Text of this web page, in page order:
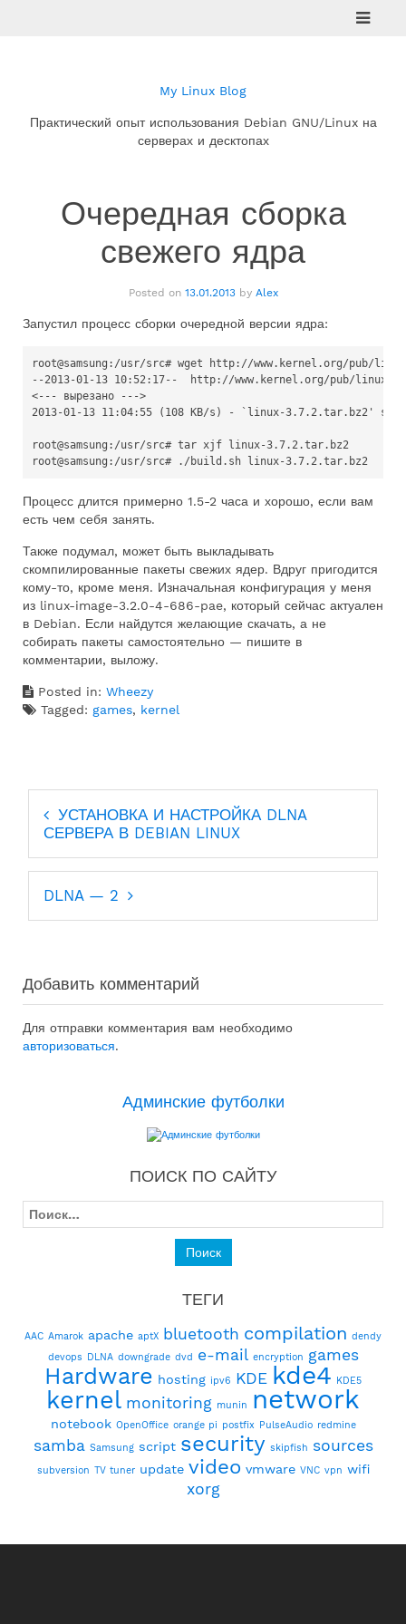
My Linux Blog
Практический опыт использования Debian GNU/Linux на
серверах и десктопах
Очередная сборка
свежего ядра
Posted on 13.01.2013by Alex
Запустил процесс сборки очередной версии ядра:
root@samsung:/usr/src# wget http://www.kernel.org/pub/
--2013-01-13 10:52:17--  http://www.kernel.org/pub/linux/
<--- вырезано --->
2013-01-13 11:04:55 (108 KB/s) - `linux-3.7.2.tar.bz2' saved
root@samsung:/usr/src# tar xjf linux-3.7.2.tar.bz2
Процесс длится примерно 1.5-2 часа и хорошо, если вам
есть чем себя занять.
Также подумал, может быть выкладывать
скомпилированные пакеты свежих ядер. Вдруг пригодится
кому-то, кроме меня. Изначальная конфигурация у меня
из linux-image-3.2.0-4-686-pae, который сейчас актуален
в Debian. Если найдутся желающие скачать, а не
собирать пакеты самостоятельно — пишите в
комментарии, выложу.
Posted in: Wheezy
Tagged: games, kernel
по
записям
УСТАНОВКА И НАСТРОЙКА DLNA
СЕРВЕРА В DEBIAN LINUX
DLNA — 2
Добавить комментарий
Для отправки комментария вам необходимо
авторизоваться.
Админские футболки
ПОИСК ПО САЙТУ
Найти:
ТЕГИ
AAC Amarok apache aptX bluetooth compilation dendy
devops DLNA downgrade dvd e-mail encryption games
Hardware hosting ipv6 KDE kde4 KDE5
kernel monitoring munin network
notebook OpenOffice orange pi postfix PulseAudio redmine
samba Samsung script security skipfish sources
subversion TV tuner update video vmware VNC vpn wifi
xorg